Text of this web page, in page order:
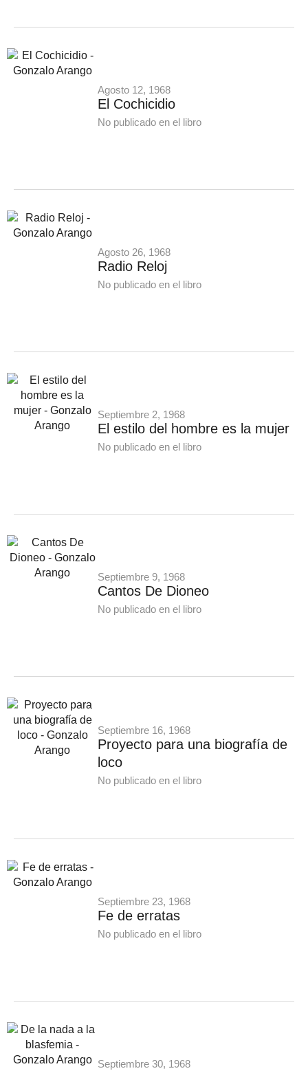
Agosto 12, 1968
El Cochicidio
No publicado en el libro
Agosto 26, 1968
Radio Reloj
No publicado en el libro
Septiembre 2, 1968
El estilo del hombre es la mujer
No publicado en el libro
Septiembre 9, 1968
Cantos De Dioneo
No publicado en el libro
Septiembre 16, 1968
Proyecto para una biografía de
loco
No publicado en el libro
Septiembre 23, 1968
Fe de erratas
No publicado en el libro
Septiembre 30, 1968